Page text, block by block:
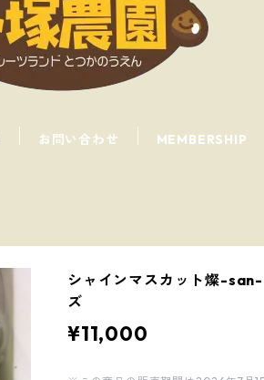
お問い合わせ MEMBERSHIP
シャインマスカット燦-
ズ
¥11,000